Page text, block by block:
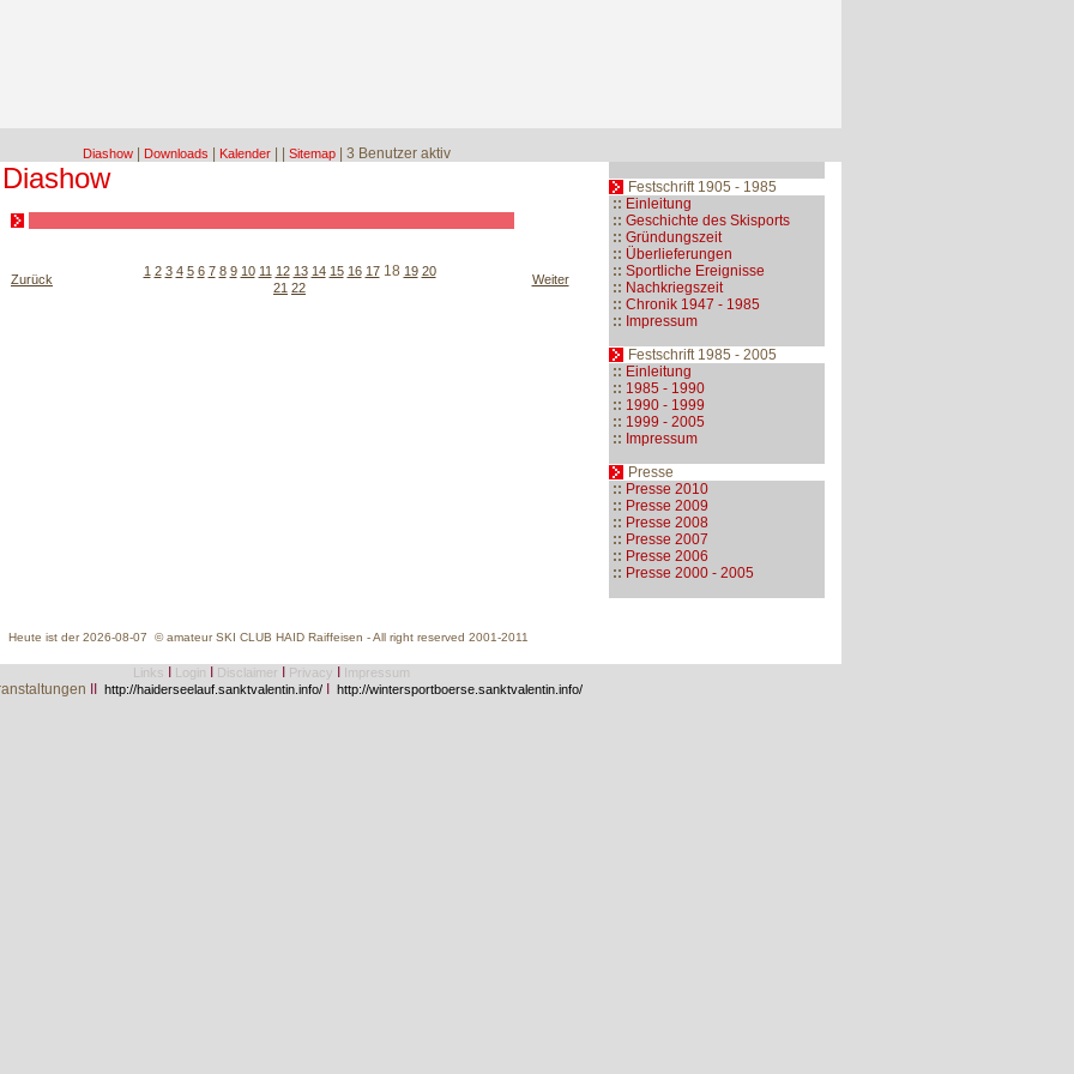
Diashow Downloads Kalender Sitemap | 3 Benutzer aktiv
Diashow
Zurück
1 2 3 4 5 6 7 8 9 10 11 12 13 14 15 16 1718 19 20
21 22
Weiter
Festschrift 1905 - 1985
:: Einleitung
:: Geschichte des Skisports
:: Gründungszeit
:: Überlieferungen
:: Sportliche Ereignisse
:: Nachkriegszeit
:: Chronik 1947 - 1985
:: Impressum
Festschrift 1985 - 2005
:: Einleitung
:: 1985 - 1990
:: 1990 - 1999
:: 1999 - 2005
:: Impressum
Presse
:: Presse 2010
:: Presse 2009
:: Presse 2008
:: Presse 2007
:: Presse 2006
:: Presse 2000 - 2005
Heute ist der 2026-08-07 © amateur SKI CLUB HAID Raiffeisen - All right reserved 2001-2011
Links Login Disclaimer Privacy Impressum
http://haiderseelauf.sanktvalentin.info/ http://wintersportboerse.sanktvalentin.info/